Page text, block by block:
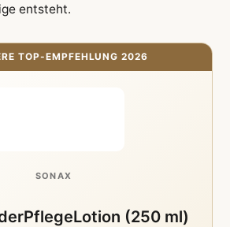
entsteht.
TOP-EMPFEHLUNG 2026
SONAX
(250 ml)